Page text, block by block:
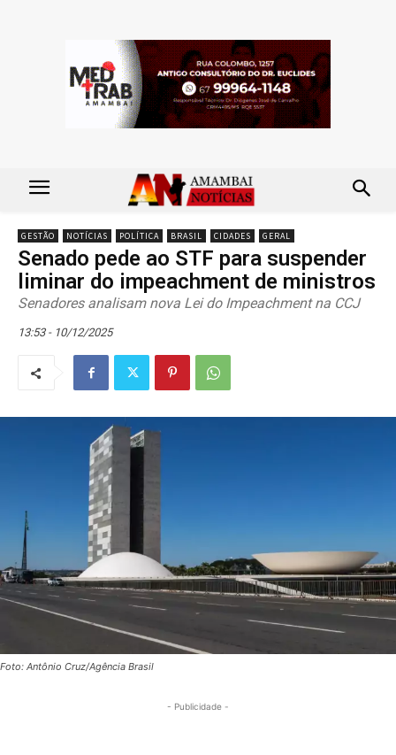
GESTÃO NOTÍCIAS POLÍTICA BRASIL CIDADES GERAL
Senado pede ao STF para suspender
liminar do impeachment de ministros
Senadores analisam nova Lei do Impeachment na CCJ
13:53 - 10/12/2025
Foto: Antônio Cruz/Agência Brasil
- Publicidade -